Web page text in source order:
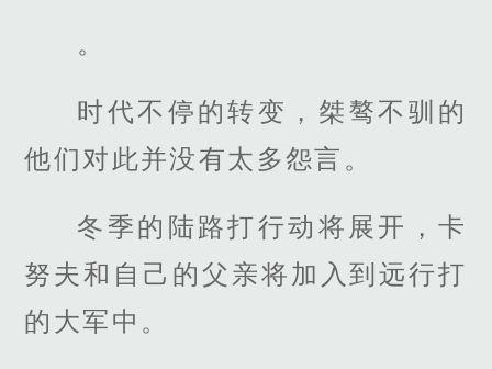
。
时代不停的转变，桀骜不驯的
他们对此并没有太多怨言。
冬季的陆路打行动将展开，卡
努夫和自己的父亲将加入到远行打
的大军中。